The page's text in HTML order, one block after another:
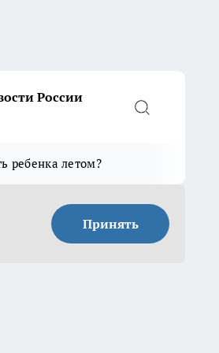
России
ребенка летом?
Принять